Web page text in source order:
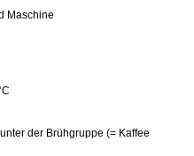
Maschine
der Brühgruppe (= Kaffee